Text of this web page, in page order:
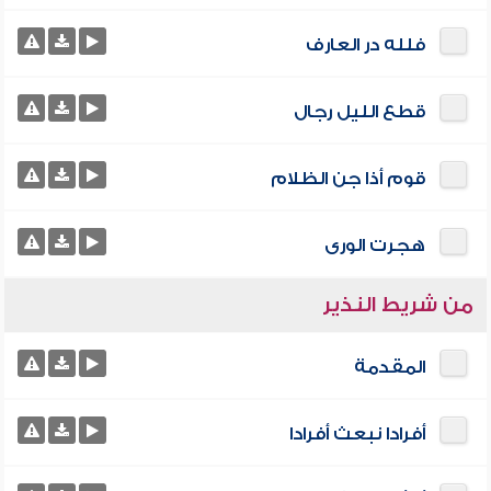
فلله در العارف
قطع الليل رجال
قوم أذا جن الظلام
هجرت الورى
من شريط النذير
المقدمة
أفرادا نبعث أفرادا